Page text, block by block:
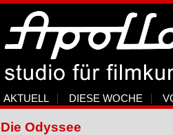
AKTUELL DIESE WOCHE
Die Odyssee